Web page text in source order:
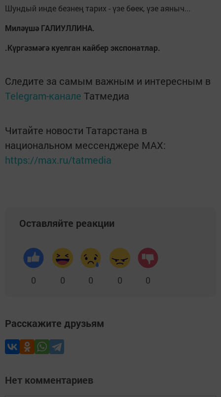
Шундый инде безнең тарих - үзе бөек, үзе аяныч...
Миләүшә ГАЛИУЛЛИНА.
.Күргәзмәгә куелган кайбер экспонатлар.
Следите за самым важным и интересным в
Telegram-канале Татмедиа
Читайте новости Татарстана в
национальном мессенджере MАХ:
https://max.ru/tatmedia
Оставляйте реакции
0 0 0 0 0
Расскажите друзьям
Нет комментариев